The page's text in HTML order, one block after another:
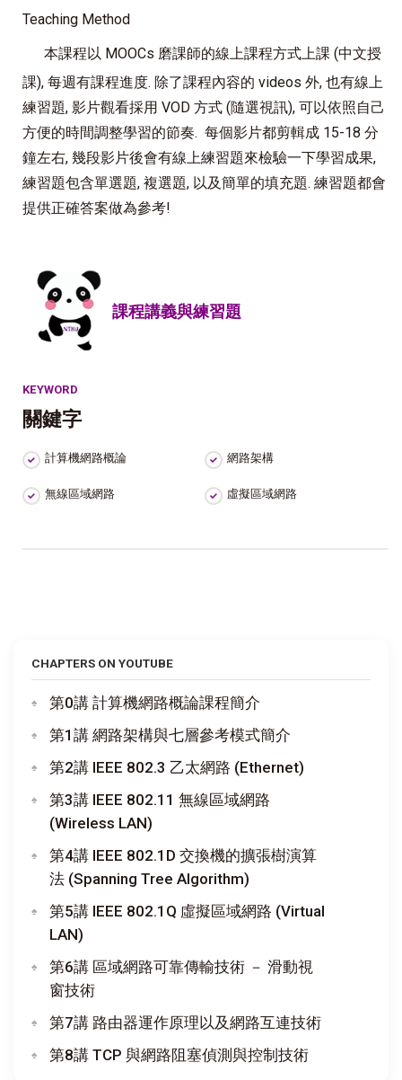
Teaching Method
本課程以 MOOCs 磨課師的線上課程方式上課 (中文授
課), 每週有課程進度. 除了課程內容的 videos 外, 也有線上
練習題, 影片觀看採用 VOD 方式 (隨選視訊), 可以依照自己
方便的時間調整學習的節奏. 每個影片都剪輯成 15-18 分
鐘左右, 幾段影片後會有線上練習題來檢驗一下學習成果,
練習題包含單選題, 複選題, 以及簡單的填充題. 練習題都會
提供正確答案做為參考!
課程講義與練習題
KEYWORD
關鍵字
計算機網路概論 網路架構
無線區域網路 虛擬區域網路
CHAPTERS ON YOUTUBE
第0講 計算機網路概論課程簡介
第1講 網路架構與七層參考模式簡介
第2講 IEEE 802.3 乙太網路 (Ethernet)
第3講 IEEE 802.11 無線區域網路
(Wireless LAN)
第4講 IEEE 802.1D 交換機的擴張樹演算
法 (Spanning Tree Algorithm)
第5講 IEEE 802.1Q 虛擬區域網路 (Virtual
LAN)
第6講 區域網路可靠傳輸技術 － 滑動視
窗技術
第7講 路由器運作原理以及網路互連技術
第8講 TCP 與網路阻塞偵測與控制技術